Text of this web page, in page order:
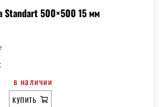
Standart 500×500 15 мм
в наличии
КУПИТЬ